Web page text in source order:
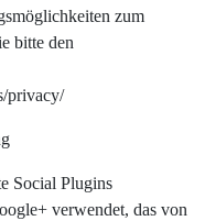
zum
bitte den
privacy/
Social Plugins
verwendet, das von